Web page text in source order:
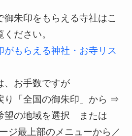
御朱印をもらえる寺社はこ
ださい。
がもらえる神社・お寺リス
、お手数ですが
り「全国の御朱印」から ⇒
望の地域を選択 または
ジ最上部のメニューから／